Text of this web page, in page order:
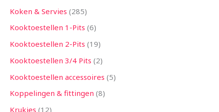
Koken & Servies 285
Kooktoestellen 1-Pits 6
Kooktoestellen 2-Pits 19
Kooktoestellen 3/4 Pits 2
Kooktoestellen accessoires 5
Koppelingen & fittingen 8
Krukjes 12